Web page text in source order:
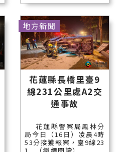
花蓮縣長橋里臺9
線231公里處A2交
通事故
花蓮縣警察局鳳林分
局今日（16日）凌晨4時
53分接獲報案，臺9線23
地方新聞